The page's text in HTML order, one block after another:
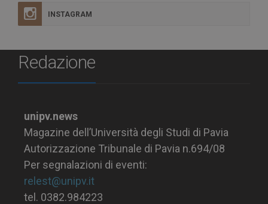
INSTAGRAM
Redazione
unipv.news
Magazine dell’Università degli Studi di Pavia
Autorizzazione Tribunale di Pavia n.694/08
Per segnalazioni di eventi:
relest@unipv.it
tel. 0382.984223